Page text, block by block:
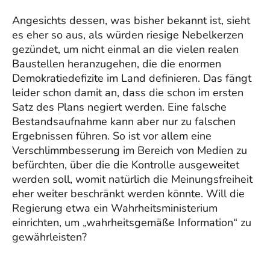
Angesichts dessen, was bisher bekannt ist, sieht
es eher so aus, als würden riesige Nebelkerzen
gezündet, um nicht einmal an die vielen realen
Baustellen heranzugehen, die die enormen
Demokratiedefizite im Land definieren. Das fängt
leider schon damit an, dass die schon im ersten
Satz des Plans negiert werden. Eine falsche
Bestandsaufnahme kann aber nur zu falschen
Ergebnissen führen. So ist vor allem eine
Verschlimmbesserung im Bereich von Medien zu
befürchten, über die die Kontrolle ausgeweitet
werden soll, womit natürlich die Meinungsfreiheit
eher weiter beschränkt werden könnte. Will die
Regierung etwa ein Wahrheitsministerium
einrichten, um „wahrheitsgemäße Information“ zu
gewährleisten?